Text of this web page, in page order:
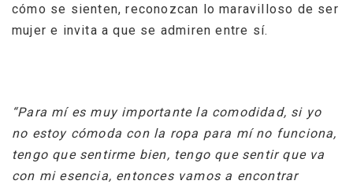
cómo se sienten, reconozcan lo maravilloso de ser
mujer e invita a que se admiren entre sí.
“Para mí es muy importante la comodidad, si yo
no estoy cómoda con la ropa para mí no funciona,
tengo que sentirme bien, tengo que sentir que va
con mi esencia, entonces vamos a encontrar